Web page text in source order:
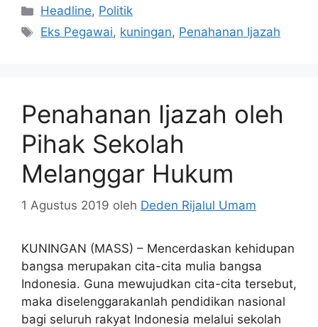
Kategori
Headline, Politik
Tag
Eks Pegawai, kuningan, Penahanan Ijazah
Penahanan Ijazah oleh
Pihak Sekolah
Melanggar Hukum
1 Agustus 2019 oleh Deden Rijalul Umam
KUNINGAN (MASS) – Mencerdaskan kehidupan
bangsa merupakan cita-cita mulia bangsa
Indonesia. Guna mewujudkan cita-cita tersebut,
maka diselenggarakanlah pendidikan nasional
bagi seluruh rakyat Indonesia melalui sekolah